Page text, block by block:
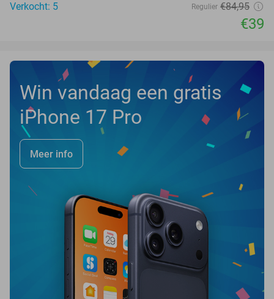
Verkocht: 5
Regulier €84,95
€39
Win vandaag een gratis
iPhone 17 Pro
Meer info